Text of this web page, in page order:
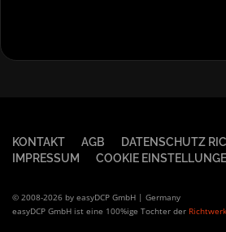
KONTAKT AGB
DATENSCHUTZ
IMPRESSUM
COOKIE
© 2008-2026 by easyDCP GmbH | Germany
easyDCP GmbH ist eine 100%ige Tochter der